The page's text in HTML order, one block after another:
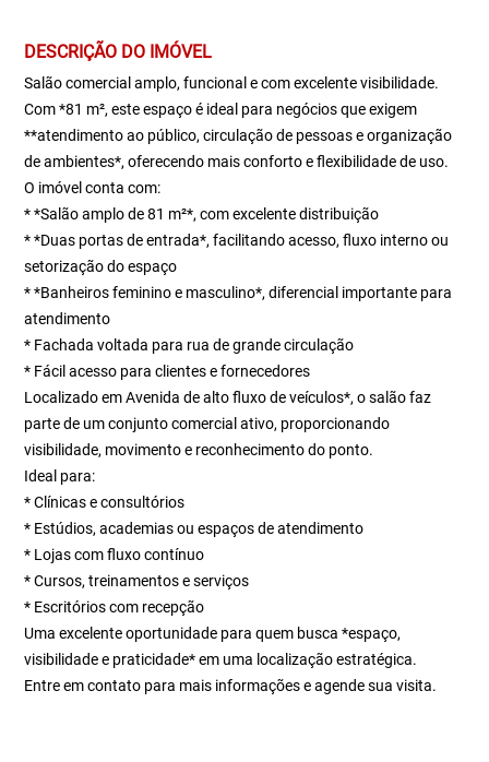
DESCRIÇÃO DO IMÓVEL
Salão comercial amplo, funcional e com excelente visibilidade.
Com *81 m², este espaço é ideal para negócios que exigem
**atendimento ao público, circulação de pessoas e organização
de ambientes*, oferecendo mais conforto e flexibilidade de uso.
O imóvel conta com:
* *Salão amplo de 81 m²*, com excelente distribuição
* *Duas portas de entrada*, facilitando acesso, fluxo interno ou
setorização do espaço
* *Banheiros feminino e masculino*, diferencial importante para
atendimento
* Fachada voltada para rua de grande circulação
* Fácil acesso para clientes e fornecedores
Localizado em Avenida de alto fluxo de veículos*, o salão faz
parte de um conjunto comercial ativo, proporcionando
visibilidade, movimento e reconhecimento do ponto.
Ideal para:
* Clínicas e consultórios
* Estúdios, academias ou espaços de atendimento
* Lojas com fluxo contínuo
* Cursos, treinamentos e serviços
* Escritórios com recepção
Uma excelente oportunidade para quem busca *espaço,
visibilidade e praticidade* em uma localização estratégica.
Entre em contato para mais informações e agende sua visita.